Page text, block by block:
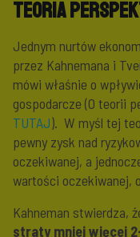
Teoria
Jednym nurtów
przez Kahnemana i
mówi właśnie o
gospodarcze (O teorii
TUTAJ). W myśl tej
pewny zysk nad
oczekiwanej, a
wartości oczekiwanej,
Kahneman stwierdza,
straty mniej więcej